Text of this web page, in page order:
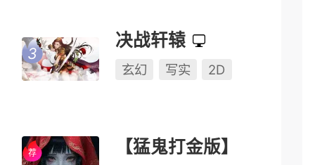
决战轩辕
玄幻 写实 2D
【猛鬼打金版】